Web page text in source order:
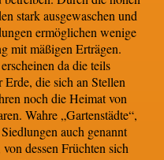
stark ausgewaschen und
ermöglichen wenige
mit mäßigen Erträgen.
da die teils
die sich an Stellen
noch die Heimat von
Wahre „Gartenstädte“,
auch genannt
dessen Früchten sich